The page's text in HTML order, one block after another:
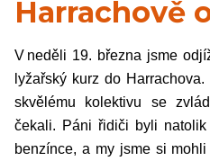
Harrachově
V neděli 19. března jsme
lyžařský kurz do
skvělému kolektivu se
čekali. Páni řidiči byli
benzínce, a my jsme si